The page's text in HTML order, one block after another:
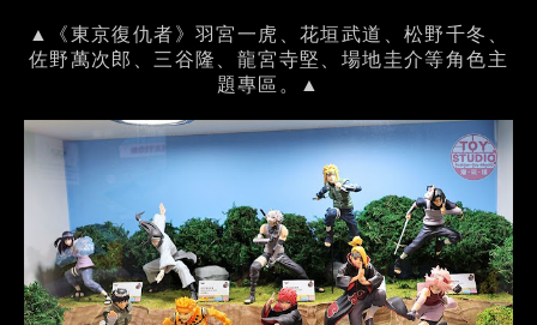
▲《東京復仇者》羽宮一虎、花垣武道、松野千冬、
佐野萬次郎、三谷隆、龍宮寺堅、場地圭介等角色主
題專區。▲